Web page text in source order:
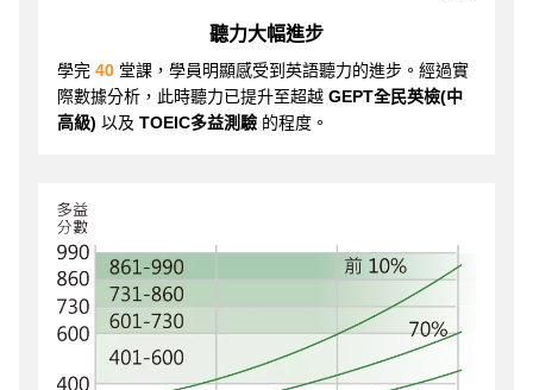
聽力大幅進步
學完 40 堂課，學員明顯感受到英語聽力的進步。經過實
際數據分析，此時聽力已提升至超越 GEPT全民英檢(中
高級) 以及 TOEIC多益測驗 的程度。